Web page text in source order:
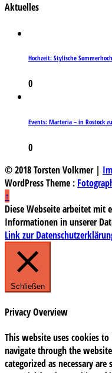
Aktuelles
Hochzeit: Stylische
0
Events: Marteria – in Rostock
0
© 2018 Torsten Volkmer |
WordPress Theme :
↑
Diese Webseite arbeitet mit
Informationen in unserer
Link zur
Schließen
Privacy Overview
This website uses cookies
navigate through the
categorized as necessary